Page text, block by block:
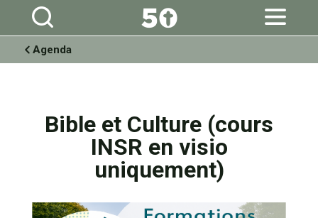
Aller
personnels
Agenda
Bible et Culture (cours
INSR en visio
uniquement)